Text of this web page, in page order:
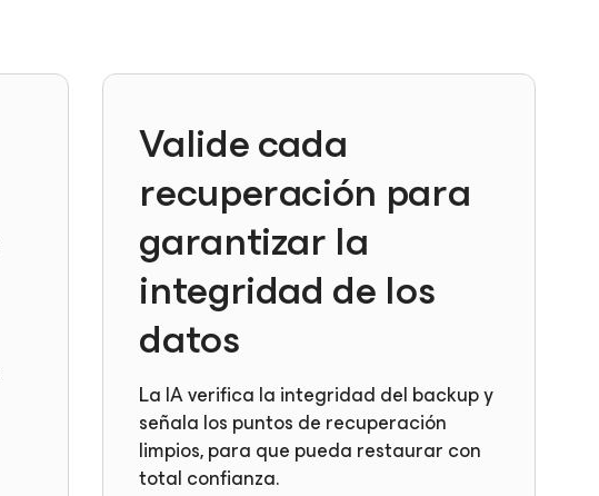
Valide cada
recuperación para
garantizar la
integridad de los
datos
La IA verifica la integridad del backup y
señala los puntos de recuperación
limpios, para que pueda restaurar con
total confianza.